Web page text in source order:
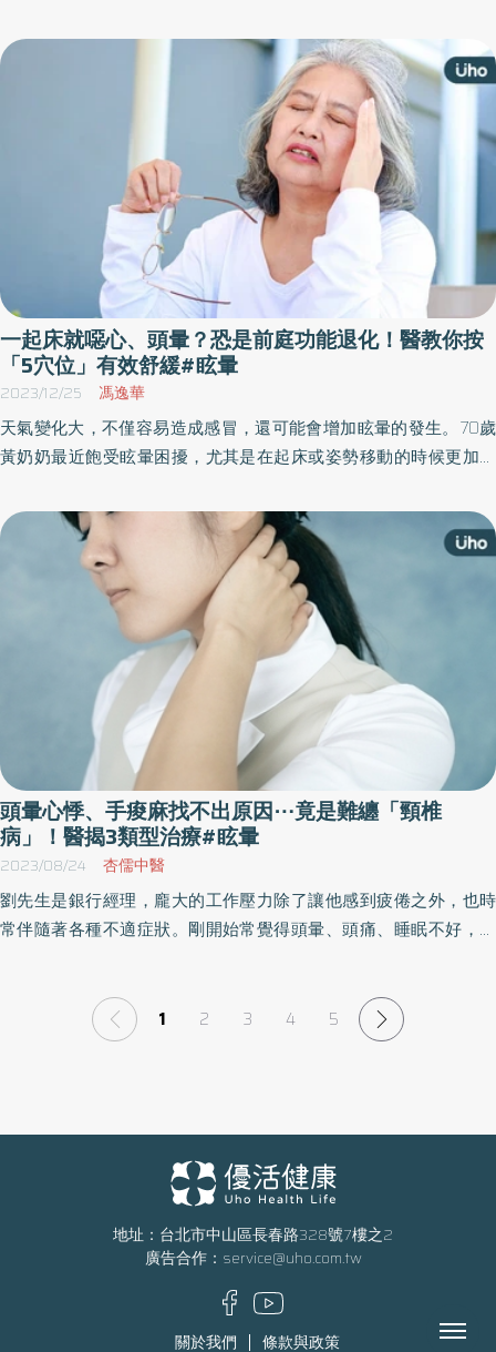
出血性或缺血性腦中風，均可能以急性頭痛開始，身體血管有阻塞
或視神經有壓迫，通常也是以手麻腳麻為表徵，所以提高警覺這個
觀念絕對是正確的，但是不要過度緊張，因為中風除了身體的不適
感以外常常還會伴隨其他神經症狀，如半邊肢體無力、單側感覺異
常、語言障礙、行為變化或意識改變，當有這些狀況出現，才需要
盡快去急診，不然是建議先以中醫針灸治療為優先，因為中醫對於
改善微循環是非常有療效的。 睿鳴堂中醫診所院長師吳宛容中醫師
表示現代上班族久坐、運動量少容易造成氣血運行不暢，這多半與
氣滯血瘀體質相關 凡離開經脈的血液，若不能及時排出或者消散，
而滯留於人體內的血液與淋巴，或因為血液運行不暢或是淋巴回流
不佳，而囤積於經脈或臟腑組織器官之間，都統稱為血瘀。由瘀血
內阻而引起的病症，大多與心臟與血管的循環有關。 如何觀察自己
有氣滯血瘀的體質呢首先觀察舌下絡脈是否有瘀斑、面色是否晦暗
唇色是否紫暗。嚴重的血瘀容易成為血栓、出血、腦中風、心腦血
管等重大疾病，血瘀會產生實質性的病理產物，就是動脈粥樣硬化
斑塊，從早期病變、形成、生長變大，直到最後崩潰堵塞血管，這
嚴重阻礙血液流動，出現頭疼、頭暈等症狀的時候才來就診，其實
在這之前斑塊已經存在很久了，只是沒有症狀或者症狀不明顯，沒
有人注意。年紀的增長也會造成管腔的狹窄，所以斑塊塞到哪，就
是哪裡中風，如果被診斷有下肢動脈硬化閉塞症，也正是下肢動脈
血管被斑塊阻塞導致血流不暢，而形成腿的酸脹疼麻。 睿鳴堂中醫
診所院長師吳宛容中醫師說明中藥對於斑塊的處理常常用丹參、 天
麻、三七、山楂、烏藥、桃仁、紅花，其中地龍與水蛭對於斑塊的
處理效果是最佳的，如中醫很有名的方劑抵擋湯與補陽還伍湯裡面
就有這類型的蟲類用藥。蚯蚓即是中醫俗稱的地龍，根據本草綱目
記載「地龍性不寒不燥，有清熱、怯風活絡、活血化瘀、治療氣虛
血滯、氣喘胸悶、 心悸氣促之效」。活血化瘀的中藥在使用前還是
建議先諮詢一下醫師的建議，如果本身就有在服用抗凝血劑的人，
就不建議再重用，怕而造成出血及溶血的狀況，四肢容易瘀青、皮
膚容易冒出細小紅點的人也要注意，因為這代表你的血管比較脆
弱，不適合再補充具有通絡血作用的保健品。慢性病患者也要注意
包括冬季進補常用的當歸、丹參、川芎、川七、紅花、洛神等食材
也都具有活血的效果，再搭配上要先諮詢專業合格的中醫師才對。
請記得此選擇順序：魚肉優於禽(如雞、鴨)肉，禽肉優於豬、牛肉。
對於魚類之外的海鮮，則要謹慎的選擇和食用，因為這一類的食物
中含有較多的膽固醇，例如蝦、蟹、魷魚等食物。平日應注意攝取
富含鉀、葉酸、抗氧化物和鈣的食物，及含豐富可溶性纖維的燕麥
食用鹽需要留意，避免過量以外，其他像是味精、罐頭、加工食品
等，也都含有較高含量的鈉鹽，應盡量少食用，加工過的湯品或火
一起床就噁心、頭暈？恐是前庭功能退化！醫教你按
「5穴位」有效舒緩#眩暈
2023/12/25 馮逸華
天氣變化大，不僅容易造成感冒，還可能會增加眩暈的發生。70歲
黃奶奶最近飽受眩暈困擾，尤其是在起床或姿勢移動的時候更加明
院壽豐分院中醫師唐漢維表示，眩暈除能用藥、針灸改善，也推薦
對應「5大穴位」舒緩症狀，平時可多按摩保健，疏通經脈、調和氣
頭暈心悸、手痠麻找不出原因⋯竟是難纏「頸椎
病」！醫揭3類型治療#眩暈
2023/08/24 杏儒中醫
劉先生是銀行經理，龐大的工作壓力除了讓他感到疲倦之外，也時
常伴隨著各種不適症狀。剛開始常覺得頭暈、頭痛、睡眠不好，再
僵硬痛、手麻、手痠，到大醫院檢查才知所有症狀，都是因頸椎疾
1 2 3 4 5
地址：台北市中山區長春路328號7樓之2
廣告合作： service@uho.com.tw
關於我們 條款與政策 Menu